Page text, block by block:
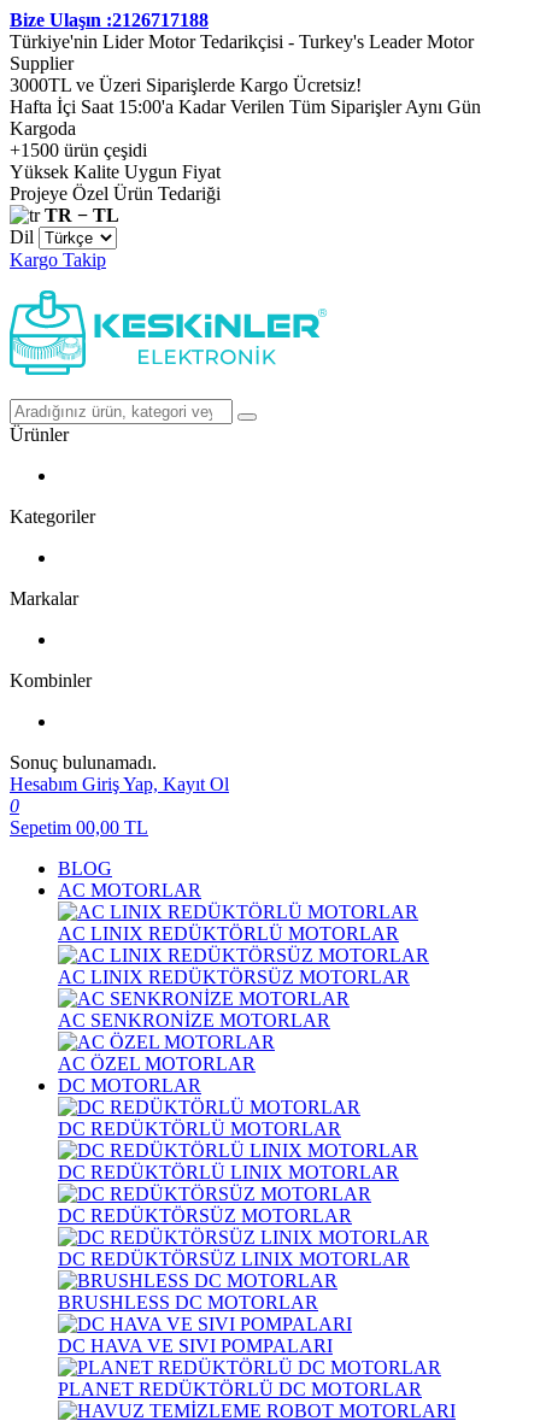
Bize Ulaşın :2126717188
Türkiye'nin Lider Motor Tedarikçisi - Turkey's Leader Motor
Supplier
3000TL ve Üzeri Siparişlerde Kargo Ücretsiz!
Hafta İçi Saat 15:00'a Kadar Verilen Tüm Siparişler Aynı Gün
Kargoda
+1500 ürün çeşidi
Yüksek Kalite Uygun Fiyat
Projeye Özel Ürün Tedariği
TR − TL
Dil
Kargo Takip
Ürünler
Kategoriler
Markalar
Kombinler
Sonuç bulunamadı.
Hesabım Giriş Yap, Kayıt Ol
0
Sepetim 00,00 TL
BLOG
AC MOTORLAR
AC LINIX REDÜKTÖRLÜ MOTORLAR
AC LINIX REDÜKTÖRSÜZ MOTORLAR
AC SENKRONİZE MOTORLAR
AC ÖZEL MOTORLAR
DC MOTORLAR
DC REDÜKTÖRLÜ MOTORLAR
DC REDÜKTÖRLÜ LINIX MOTORLAR
DC REDÜKTÖRSÜZ MOTORLAR
DC REDÜKTÖRSÜZ LINIX MOTORLAR
BRUSHLESS DC MOTORLAR
DC HAVA VE SIVI POMPALARI
PLANET REDÜKTÖRLÜ DC MOTORLAR